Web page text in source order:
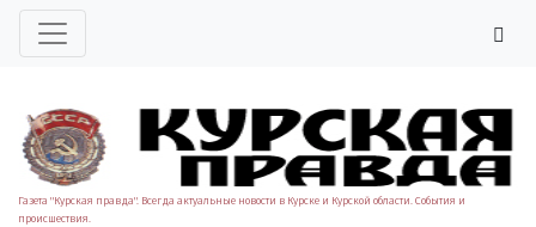
Газета "Курская правда". Всегда актуальные новости в Курске и Курской области. События и
происшествия.